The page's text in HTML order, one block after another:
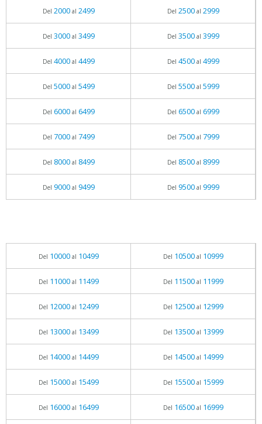
Del 2000al 2499 Del 2500al 2999
Del 3000al 3499 Del 3500al 3999
Del 4000al 4499 Del 4500al 4999
Del 5000al 5499 Del 5500al 5999
Del 6000al 6499 Del 6500al 6999
Del 7000al 7499 Del 7500al 7999
Del 8000al 8499 Del 8500al 8999
Del 9000al 9499 Del 9500al 9999
Del 10000al 10499 Del 10500al 10999
Del 11000al 11499 Del 11500al 11999
Del 12000al 12499 Del 12500al 12999
Del 13000al 13499 Del 13500al 13999
Del 14000al 14499 Del 14500al 14999
Del 15000al 15499 Del 15500al 15999
Del 16000al 16499 Del 16500al 16999